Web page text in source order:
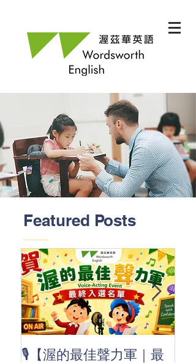
Featured Posts
🎙️【渥的最佳聲力軍｜最